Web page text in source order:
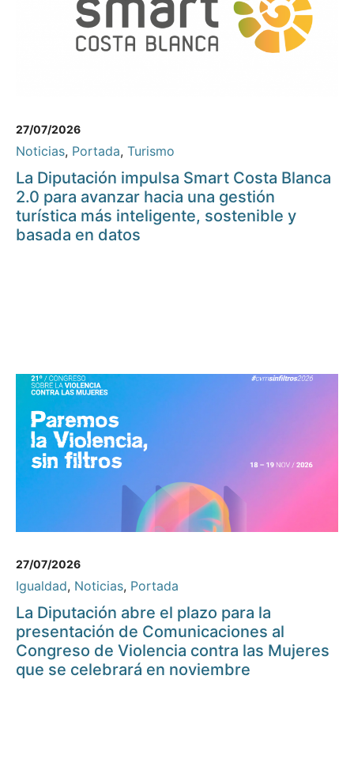
27/07/2026
Noticias, Portada, Turismo
La Diputación impulsa Smart Costa Blanca
2.0 para avanzar hacia una gestión
turística más inteligente, sostenible y
basada en datos
27/07/2026
Igualdad, Noticias, Portada
La Diputación abre el plazo para la
presentación de Comunicaciones al
Congreso de Violencia contra las Mujeres
que se celebrará en noviembre